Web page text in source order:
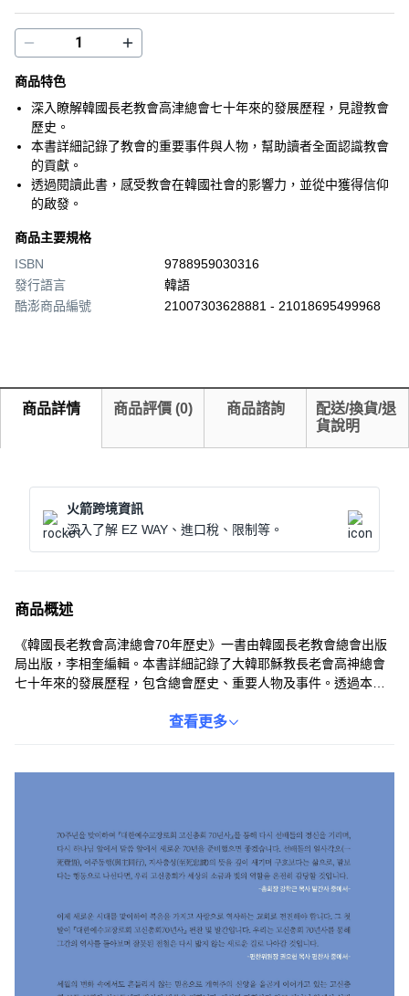
商品特色
深入瞭解韓國長老教會高津總會七十年來的發展歷程，見證教會
歷史。
本書詳細記錄了教會的重要事件與人物，幫助讀者全面認識教會
的貢獻。
透過閱讀此書，感受教會在韓國社會的影響力，並從中獲得信仰
的啟發。
商品主要規格
ISBN
9788959030316
發行語言
韓語
酷澎商品編號
21007303628881 - 21018695499968
商品詳情 商品評價 (0) 商品諮詢
配送/換貨/退
貨說明
火箭跨境資訊
深入了解 EZ WAY、進口稅、限制等。
商品概述
《韓國長老教會高津總會70年歷史》一書由韓國長老教會總會出版
局出版，李相奎編輯。本書詳細記錄了大韓耶穌教長老會高神總會
七十年來的發展歷程，包含總會歷史、重要人物及事件。透過本
神。本書不僅是教會歷史的記錄，也是信仰傳承的重要文獻，適合
查看更多